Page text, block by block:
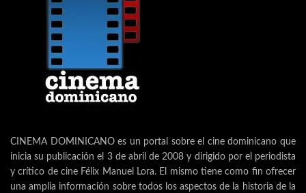
CINEMA DOMINICANO es un portal sobre el cine dominicano que
inicia su publicación el 3 de abril de 2008 y dirigido por el periodista
y crítico de cine Félix Manuel Lora. El mismo tiene como fin ofrecer
una amplia información sobre todos los aspectos de la historia de la